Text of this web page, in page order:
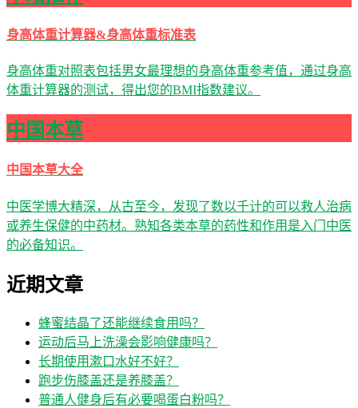
身高体重计算器&身高体重标准表
身高体重对照表包括男女最理想的身高体重参考值，通过身高
体重计算器的测试，得出您的BMI指数建议。
中国本草
中国本草大全
中医学博大精深，从古至今，发现了数以千计的可以救人治病
或养生保健的中药材。熟知各类本草的药性和作用是入门中医
的必备知识。
近期文章
蜂蜜结晶了还能继续食用吗？
运动后马上洗澡会影响健康吗？
长期使用漱口水好不好？
跑步伤膝盖还是养膝盖？
普通人健身后有必要喝蛋白粉吗？